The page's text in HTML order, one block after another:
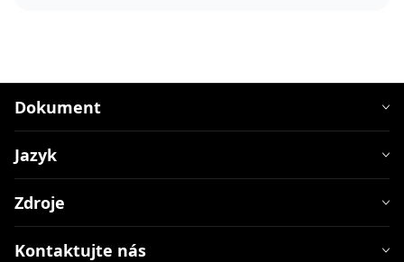
Dokument
Jazyk
Zdroje
Kontaktujte nás